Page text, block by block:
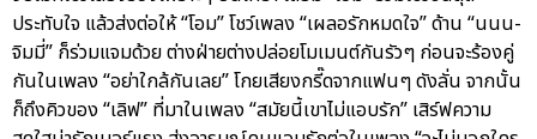
ประทับใจ แล้วส่งต่อให้ “โอม” โชว์เพลง “เผลอรักหมดใจ” ด้าน “นนน-
จิมมี่” ก็ร่วมแจมด้วย ต่างฝ่ายต่างปล่อยโมเมนต์กันรัวๆ ก่อนจะร้องคู่
กันในเพลง “อย่าใกล้กันเลย” โกยเสียงกรี๊ดจากแฟนๆ ดังลั่น จากนั้น
ก็ถึงคิวของ “เลิฟ” ที่มาในเพลง “สมัยนี้เขาไม่แอบรัก” เสิร์ฟความ